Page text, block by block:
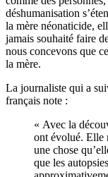
déshumanisation
la mère néonaticide,
jamais souhaité faire
nous concevons que
la mère.
La journaliste qui a
français note :
« Avec la
ont évolué. Elle
une chose
que les